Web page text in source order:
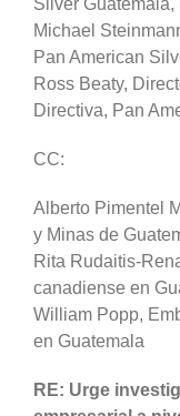
Silver Guatemala,
Michael
Pan American
Ross Beaty,
Directiva, Pan
CC:
Alberto Pimentel
y Minas de
Rita Rudaitis-
canadiense en
William Popp,
en Guatemala
RE: Urge